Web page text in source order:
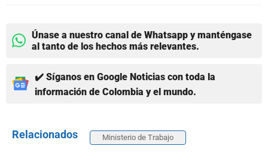
Únase a nuestro canal de Whatsapp y manténgase
al tanto de los hechos más relevantes.
✔️ Síganos en Google Noticias con toda la
información de Colombia y el mundo.
Relacionados Ministerio de Trabajo